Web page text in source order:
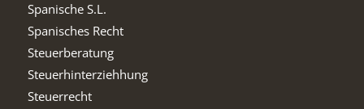
Spanische S.L.
Spanisches Recht
Steuerberatung
Steuerhinterziehhung
Steuerrecht